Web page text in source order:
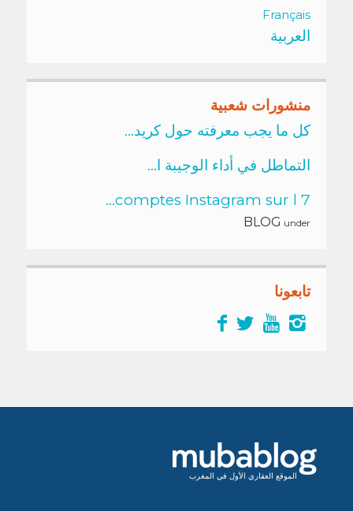
Français
العربية
منشورات شعبية
كل ما يجب معرفته حول كريد...
التماطل في أداء الوجيبة ا...
7 comptes Instagram sur l...
under
BLOG
تابعونا
الموقع العقاري الأول في المغرب